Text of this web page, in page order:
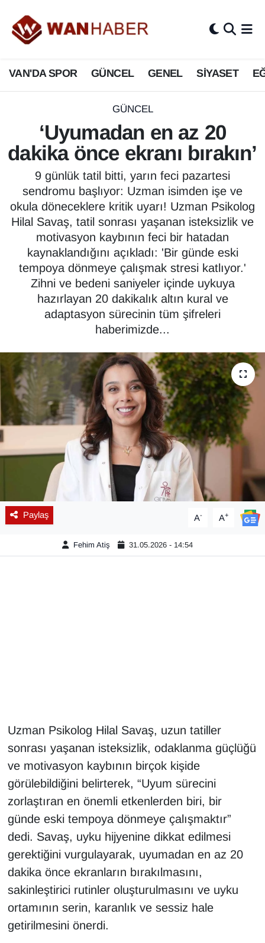
VAN'DA SPOR GÜNCEL GENEL SİYASET
GÜNCEL
‘Uyumadan en az 20
dakika önce ekranı bırakın’
9 günlük tatil bitti, yarın feci pazartesi
sendromu başlıyor: Uzman isimden işe ve
okula döneceklere kritik uyarı! Uzman Psikolog
Hilal Savaş, tatil sonrası yaşanan isteksizlik ve
motivasyon kaybının feci bir hatadan
kaynaklandığını açıkladı: 'Bir günde eski
tempoya dönmeye çalışmak stresi katlıyor.'
Zihni ve bedeni saniyeler içinde uykuya
hazırlayan 20 dakikalık altın kural ve
adaptasyon sürecinin tüm şifreleri
haberimizde...
Paylaş A- A+
Fehim Atiş 31.05.2026 - 14:54
Uzman Psikolog Hilal Savaş, uzun tatiller
sonrası yaşanan isteksizlik, odaklanma güçlüğü
ve motivasyon kaybının birçok kişide
görülebildiğini belirterek, “Uyum sürecini
zorlaştıran en önemli etkenlerden biri, bir
günde eski tempoya dönmeye çalışmaktır”
dedi. Savaş, uyku hijyenine dikkat edilmesi
gerektiğini vurgulayarak, uyumadan en az 20
dakika önce ekranların bırakılmasını,
sakinleştirici rutinler oluşturulmasını ve uyku
ortamının serin, karanlık ve sessiz hale
getirilmesini önerdi.
3.SAYFA
ASAYİŞ
BİLİM VE TEKNOLOJİ
Biyografi
ÇEVRE
Deprem
Dernekler, Odalar
Diğer
DÜNYA
EKONOMİ
Eleman
En çok konuşulanlar
GENEL
Güncel
Gündem
Kim Kimdir?
Kültür & Sanat
KURDÎ
MEDYA
ONE EKONOMİ
POLİTİKA
Van Nöbetçi Eczaneler
Van Hava Durumu
Van Namaz Vakitleri
Van Trafik Yoğunluk Haritası
Tüm Manşetler
Son Dakika Haberleri
Haber Arşivi